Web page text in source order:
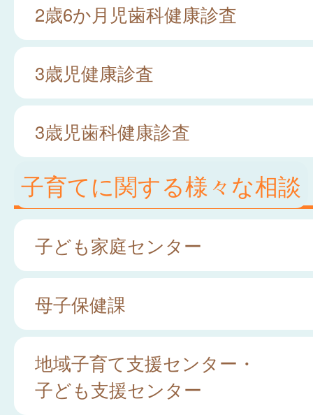
2歳6か月児歯科健康診査
3歳児健康診査
3歳児歯科健康診査
子育てに関する様々な相談
子ども家庭センター
母子保健課
地域子育て支援センター・
子ども支援センター